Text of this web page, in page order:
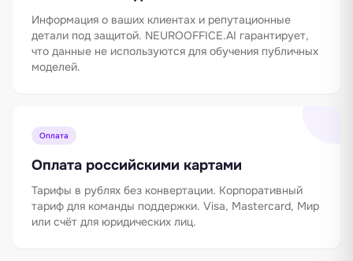
Информация о ваших клиентах и репутационные
детали под защитой. NEUROOFFICE.AI гарантирует,
что данные не используются для обучения публичных
моделей.
Оплата
Оплата российскими картами
Тарифы в рублях без конвертации. Корпоративный
тариф для команды поддержки. Visa, Mastercard, Мир
или счёт для юридических лиц.